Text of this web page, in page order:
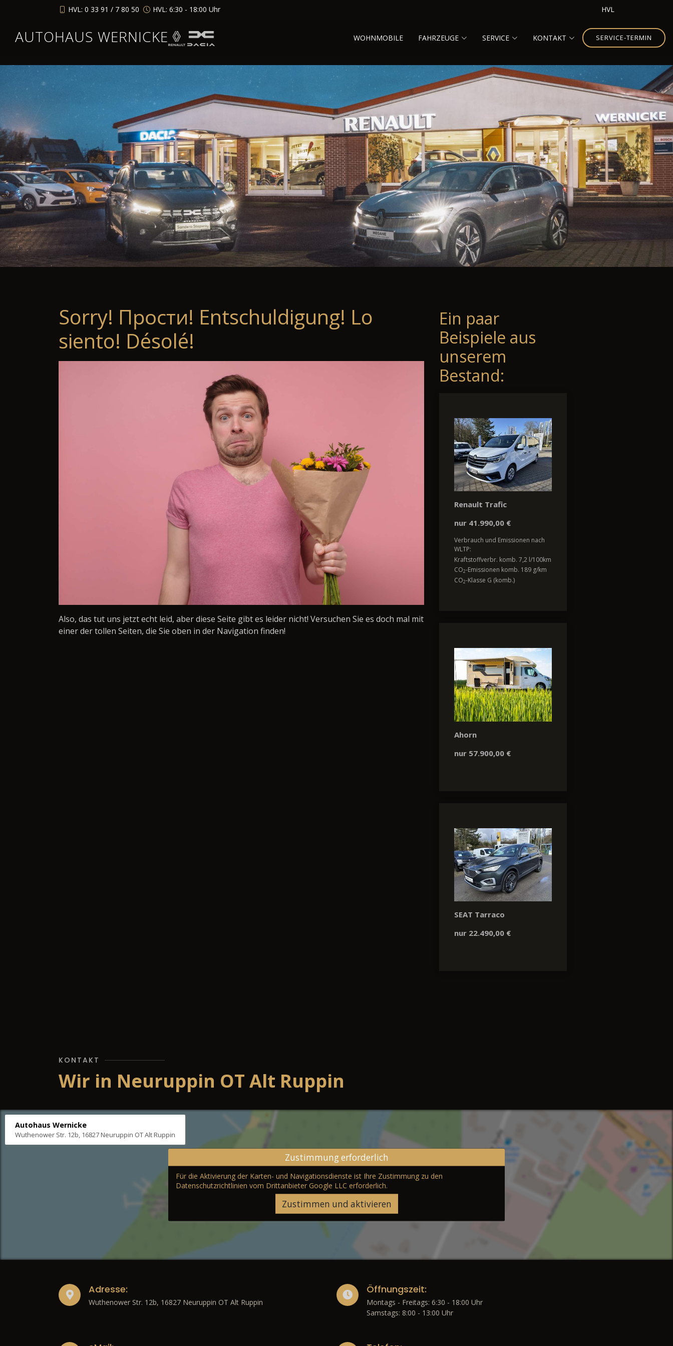
HVL: 0 33 91 / 7 80 50 HVL: 6:30 - 18:00 Uhr HVL
AUTOHAUS WERNICKE WOHNMOBILE FAHRZEUGE SERVICE KONTAKT SERVICE-TERMIN
Sorry! Прости! Entschuldigung! Lo
siento! Désolé!
Also, das tut uns jetzt echt leid, aber diese Seite gibt es leider nicht! Versuchen Sie es doch mal mit
einer der tollen Seiten, die Sie oben in der Navigation finden!
Ein paar
Beispiele aus
unserem
Bestand:
Renault Trafic
nur 41.990,00 €
Verbrauch und Emissionen nach
WLTP:
Kraftstoffverbr. komb. 7,2 l/100km
CO2-Emissionen komb. 189 g/km
CO2-Klasse G (komb.)
Ahorn
nur 57.900,00 €
SEAT Tarraco
nur 22.490,00 €
KONTAKT
Wir in Neuruppin OT Alt Ruppin
Autohaus Wernicke
Wuthenower Str. 12b, 16827 Neuruppin OT Alt Ruppin
Zustimmung erforderlich
Für die Aktivierung der Karten- und Navigationsdienste ist Ihre Zustimmung zu den
Datenschutzrichtlinien vom Drittanbieter Google LLC erforderlich.
Zustimmen und aktivieren
Adresse:
Wuthenower Str. 12b, 16827 Neuruppin OT Alt Ruppin
Öffnungszeit:
Montags - Freitags: 6:30 - 18:00 Uhr
Samstags: 8:00 - 13:00 Uhr